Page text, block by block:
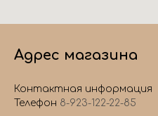
Адрес магазина
Контактная информация
Телефон 8-923-122-22-85